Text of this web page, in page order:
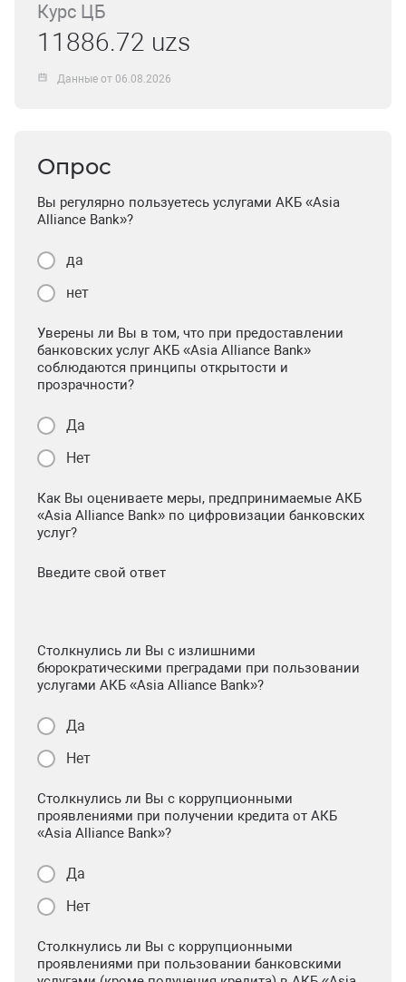
Курс ЦБ
11886.72 uzs
Данные от 06.08.2026
Опрос
Вы регулярно пользуетесь услугами АКБ «Asia
Alliance Bank»?
да
нет
Уверены ли Вы в том, что при предоставлении
банковских услуг АКБ «Asia Alliance Bank»
соблюдаются принципы открытости и
прозрачности?
Да
Нет
Как Вы оцениваете меры, предпринимаемые АКБ
«Asia Alliance Bank» по цифровизации банковских
услуг?
Введите свой ответ
Столкнулись ли Вы с излишними
бюрократическими преградами при пользовании
услугами АКБ «Asia Alliance Bank»?
Да
Нет
Столкнулись ли Вы с коррупционными
проявлениями при получении кредита от АКБ
«Asia Alliance Bank»?
Да
Нет
Столкнулись ли Вы с коррупционными
проявлениями при пользовании банковскими